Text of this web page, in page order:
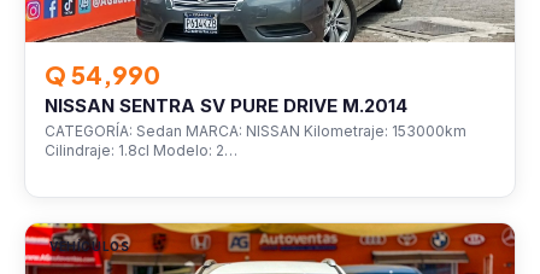
Q 54,990
NISSAN SENTRA SV PURE DRIVE M.2014
CATEGORÍA: Sedan MARCA: NISSAN Kilometraje: 153000km
Cilindraje: 1.8cl Modelo: 2…
VEHÍCULOS